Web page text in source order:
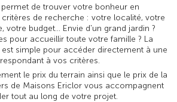
de trouver votre bonheur en
de recherche : votre localité, votre
votre budget... Envie d'un grand jardin ?
pour accueillir toute votre famille ? La
simple pour accéder directement à une
à vos critères.
le prix du terrain ainsi que le prix de la
de Maisons Ericlor vous accompagnent
tout au long de votre projet.